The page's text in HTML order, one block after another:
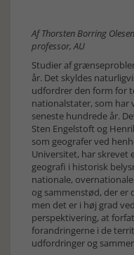
Af Thorsten Borring
professor, AU
Studier af
år. Det skyldes
udfordrer den form for
nationalstater, som har
seneste hundrede år.
Sten Engelstoft og
som geografer ved
Universitet, har skrevet
geografi i historisk
nationale,
og sammenstød, der
men det er i høj grad
perspektivering, at
forandringerne i de
udfordringer og